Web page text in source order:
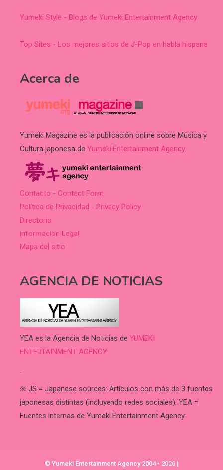
Yumeki Style - Blogs de Yumeki Entertainment Agency
Top Sites - Los mejores sitios de J-Pop en habla hispana
Acerca de
Yumeki Magazine es la publicación online sobre Música y
Cultura japonesa de Yumeki Entertainment Agency.
Contacto - Contact Form
Política de Privacidad - Privacy Policy
Directorio
información Legal
Mapa del sitio
AGENCIA DE NOTICIAS
YEA es la Agencia de Noticias de YUMEKI
ENTERTAINMENT AGENCY.
.
※ JS = Japanese sources: Artículos con más de 3 fuentes
japonesas distintas (incluyendo redes sociales); YEA =
Fuentes internas de Yumeki Entertainment Agency.
© Yumeki Entertainment Agency 2004 - 2026 |